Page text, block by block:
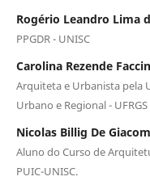
Rogério Leandro Lima
PPGDR - UNISC
Carolina Rezende Faccin
Arquiteta e Urbanista pela
Urbano e Regional - UFRGS
Nicolas Billig De
Aluno do Curso de
PUIC-UNISC.